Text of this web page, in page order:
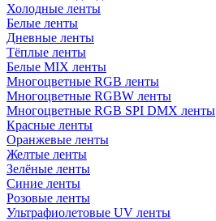
Холодные ленты
Белые ленты
Дневные ленты
Тёплые ленты
Белые MIX ленты
Многоцветные RGB ленты
Многоцветные RGBW ленты
Многоцветные RGB SPI DMX ленты
Красные ленты
Оранжевые ленты
Желтые ленты
Зелёные ленты
Синие ленты
Розовые ленты
Ультрафиолетовые UV ленты